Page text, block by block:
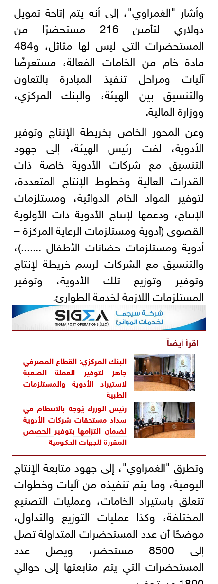
وأشار "الغمراوي"، إلى أنه يتم إتاحة تمويل
دولاري لتأمين 216 مستحضرًا من
المستحضرات التي ليس لها مثائل، و484
مادة خام من الخامات الفعالة، مستعرضًا
آليات ومراحل تنفيذ المبادرة بالتعاون
والتنسيق بين الهيئة، والبنك المركزي،
ووزارة المالية.
وعن المحور الخاص بخريطة الإنتاج وتوفير
الأدوية، لفت رئيس الهيئة، إلى جهود
التنسيق مع شركات الأدوية خاصة ذات
القدرات العالية وخطوط الإنتاج المتعددة،
لتوفير المواد الخام الدوائية، ومستلزمات
الإنتاج، ودعمها لإنتاج الأدوية ذات الأولوية
القصوى (أدوية ومستلزمات الرعاية المركزة –
أدوية ومستلزمات حضانات الأطفال .......)،
والتنسيق مع الشركات لرسم خريطة لإنتاج
وتوفير وتوزيع تلك الأدوية، وتوفير
المستلزمات اللازمة لخدمة الطوارئ.
اقرأ أيضاً
البنك المركزي: القطاع المصرفي
جاهز لتوفير العملة الصعبة
لاستيراد الأدوية والمستلزمات
الطبية
رئيس الوزراء يُوجه بالانتظام في
سداد مستحقات شركات الأدوية
لضمان التزامها بتوفير الحصص
المقررة للجهات الحكومية
وتطرق "الغمراوي"، إلى جهود متابعة الإنتاج
اليومية، وما يتم تنفيذه من آليات وخطوات
تتعلق باستيراد الخامات، وعمليات التصنيع
المختلفة، وكذا عمليات التوزيع والتداول،
موضحًا أن عدد المستحضرات المتداولة تصل
إلى 8500 مستحضر، ويصل عدد
المستحضرات التي يتم متابعتها إلى حوالي